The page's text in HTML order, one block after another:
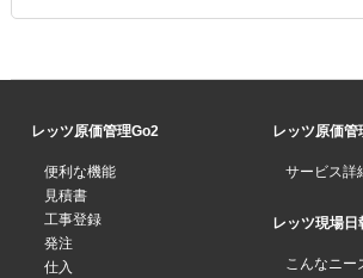
レッツ原価管理Go2
便利な機能
見積書
工事登録
発注
仕入
レッツ原価
サービス詳
レッツ現場
こんなニー